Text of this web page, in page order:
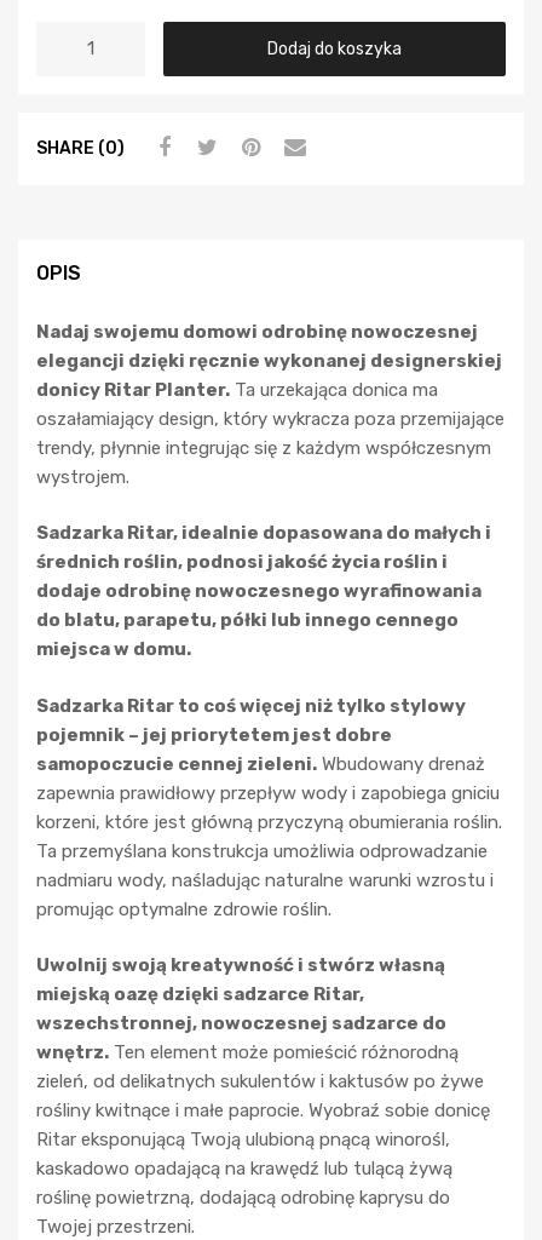
Dodaj do koszyka
SHARE (0)
OPIS
Nadaj swojemu domowi odrobinę nowoczesnej
elegancji dzięki ręcznie wykonanej designerskiej
donicy Ritar Planter. Ta urzekająca donica ma
oszałamiający design, który wykracza poza przemijające
trendy, płynnie integrując się z każdym współczesnym
wystrojem.
Sadzarka Ritar, idealnie dopasowana do małych i
średnich roślin, podnosi jakość życia roślin i
dodaje odrobinę nowoczesnego wyrafinowania
do blatu, parapetu, półki lub innego cennego
miejsca w domu.
Sadzarka Ritar to coś więcej niż tylko stylowy
pojemnik – jej priorytetem jest dobre
samopoczucie cennej zieleni. Wbudowany drenaż
zapewnia prawidłowy przepływ wody i zapobiega gniciu
korzeni, które jest główną przyczyną obumierania roślin.
Ta przemyślana konstrukcja umożliwia odprowadzanie
nadmiaru wody, naśladując naturalne warunki wzrostu i
promując optymalne zdrowie roślin.
Uwolnij swoją kreatywność i stwórz własną
miejską oazę dzięki sadzarce Ritar,
wszechstronnej, nowoczesnej sadzarce do
wnętrz. Ten element może pomieścić różnorodną
zieleń, od delikatnych sukulentów i kaktusów po żywe
rośliny kwitnące i małe paprocie. Wyobraź sobie donicę
Ritar eksponującą Twoją ulubioną pnącą winorośl,
kaskadowo opadającą na krawędź lub tulącą żywą
roślinę powietrzną, dodającą odrobinę kaprysu do
Twojej przestrzeni.